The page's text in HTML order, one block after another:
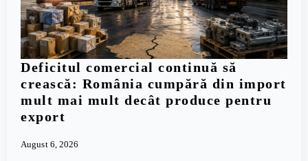
Deficitul comercial continuă să
crească: România cumpără din import
mult mai mult decât produce pentru
export
August 6, 2026